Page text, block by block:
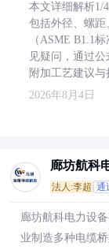
本文详细解析1/
包括外径、螺
（ASME B1.1
见疑问，通过
附加工艺建议与
2026年8月4日
廊坊航科
法人:李超 通
廊坊航科电力设
业制造多种电缆